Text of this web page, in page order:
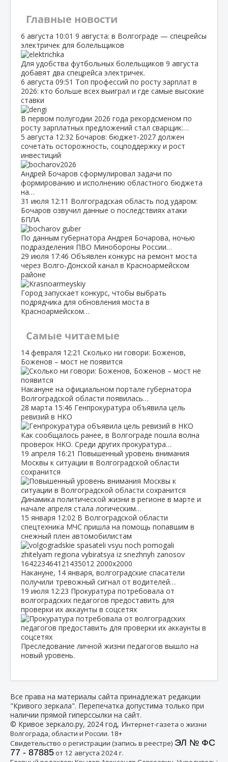
Главные новости
6 августа 10:01 9 августа: в Волгограде — спецрейсы
электричек для болельщиков
Для удобства футбольных болельщиков 9 августа
добавят два спецрейса электричек.
6 августа 09:51 Топ профессий по росту зарплат в
2026: кто больше всех выиграл и где самые высокие
ставки
В первом полугодии 2026 года рекордсменом по
росту зарплатных предложений стал сварщик:…
5 августа 12:32 Бочаров: бюджет‑2027 должен
сочетать осторожность, соцподдержку и рост
инвестиций
Андрей Бочаров сформулировал задачи по
формированию и исполнению областного бюджета
на…
31 июля 12:11 Волгоградская область под ударом:
Бочаров озвучил данные о последствиях атаки
БПЛА
По данным губернатора Андрея Бочарова, ночью
подразделения ПВО Минобороны России…
29 июля 17:46 Объявлен конкурс на ремонт моста
через Волго‑Донской канал в Красноармейском
районе
Город запускает конкурс, чтобы выбрать
подрядчика для обновления моста в
Красноармейском…
Самые читаемые
14 февраля 12:21 Сколько ни говори: Боженов,
Боженов – мост не появится
Накануне на официальном портале губернатора
Волгоградской области появилась…
28 марта 15:46 Генпрокуратура объявила цель
ревизий в НКО
Как сообщалось ранее, в Волгограде пошла волна
проверок НКО. Среди других прокуратура…
19 апреля 16:21 Повышенный уровень внимания
Москвы к ситуации в Волгоградской области
сохранится
Динамика политической жизни в регионе в марте и
начале апреля стала логическим…
15 января 12:02 В Волгоградской области
спецтехника МЧС пришла на помощь попавшим в
снежный плен автомобилистам
Накануне, 14 января, волгоградские спасатели
получили тревожный сигнал от водителей…
19 июля 12:23 Прокуратура потребовала от
волгоградских педагогов предоставить для
проверки их аккаунты в соцсетях
Преследование личной жизни педагогов вышло на
новый уровень.
Все права на материалы сайта принадлежат редакции
"Кривого зеркала". Перепечатка допустима только при
наличии прямой гиперссылки на сайт.
© Кривое зеркало.ру, 2024 год, Интернет-газета о жизни
Волгограда, области и России. 18+
Свидетельство о регистрации (запись в реестре) ЭЛ № ФС
77 - 87885от 12 августа 2024 г.